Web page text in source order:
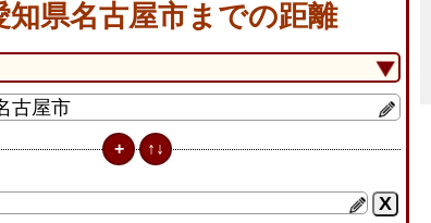
知県名古屋市までの距離